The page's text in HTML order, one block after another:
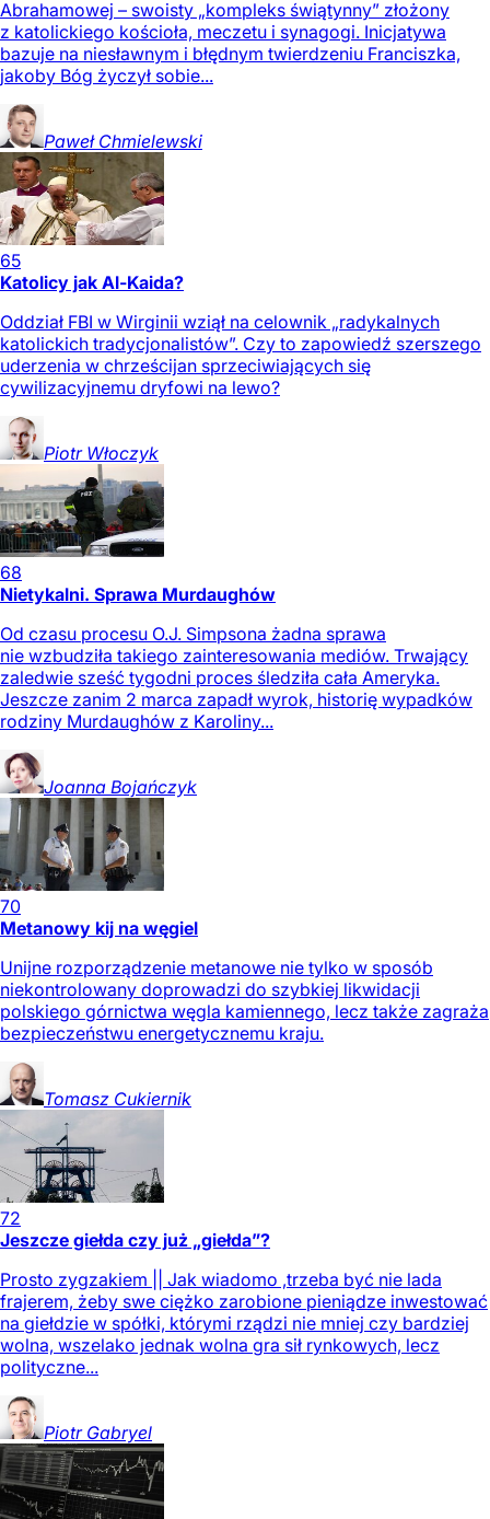
Abrahamowej – swoisty „kompleks świątynny” złożony
z katolickiego kościoła, meczetu i synagogi. Inicjatywa
bazuje na niesławnym i błędnym twierdzeniu Franciszka,
jakoby Bóg życzył sobie...
Paweł Chmielewski
65
Katolicy jak Al-Kaida?
Oddział FBI w Wirginii wziął na celownik „radykalnych
katolickich tradycjonalistów”. Czy to zapowiedź szerszego
uderzenia w chrześcijan sprzeciwiających się
cywilizacyjnemu dryfowi na lewo?
Piotr Włoczyk
68
Nietykalni. Sprawa Murdaughów
Od czasu procesu O.J. Simpsona żadna sprawa
nie wzbudziła takiego zainteresowania mediów. Trwający
zaledwie sześć tygodni proces śledziła cała Ameryka.
Jeszcze zanim 2 marca zapadł wyrok, historię wypadków
rodziny Murdaughów z Karoliny...
Joanna Bojańczyk
70
Metanowy kij na węgiel
Unijne rozporządzenie metanowe nie tylko w sposób
niekontrolowany doprowadzi do szybkiej likwidacji
polskiego górnictwa węgla kamiennego, lecz także zagraża
bezpieczeństwu energetycznemu kraju.
Tomasz Cukiernik
72
Jeszcze giełda czy już „giełda”?
Prosto zygzakiem || Jak wiadomo ,trzeba być nie lada
frajerem, żeby swe ciężko zarobione pieniądze inwestować
na giełdzie w spółki, którymi rządzi nie mniej czy bardziej
wolna, wszelako jednak wolna gra sił rynkowych, lecz
polityczne...
Piotr Gabryel